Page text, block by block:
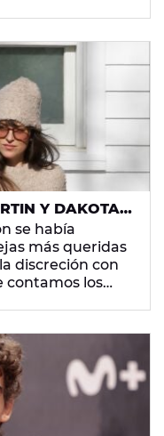
Y DAKOTA
SU
BODA
se había
más queridas
discreción con
contamos los